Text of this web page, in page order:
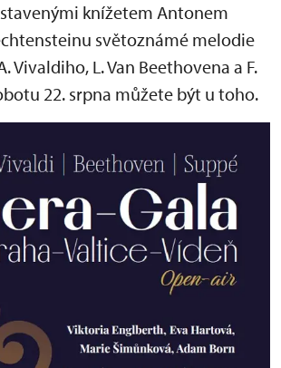
knížetem Antonem
světoznámé melodie
Vivaldiho, L. Van Beethovena a F.
22. srpna můžete být u toho.